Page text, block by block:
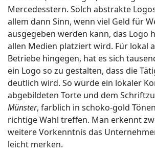
Mercedesstern. Solch abstrakte
allem dann Sinn, wenn viel Geld für
ausgegeben werden kann, das Logo
allen Medien platziert wird. Für lokal
Betriebe hingegen, hat es sich
ein Logo so zu gestalten, dass die
deutlich wird. So würde ein lokaler
abgebildeten Torte und dem
Münster, farblich in schoko-gold
richtige Wahl treffen. Man erkennt
weitere Vorkenntnis das
leicht merken.